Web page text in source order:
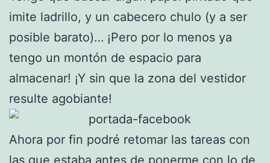
imite ladrillo, y un cabecero chulo (y a ser
posible barato)… ¡Pero por lo menos ya
tengo un montón de espacio para
almacenar! ¡Y sin que la zona del vestidor
resulte agobiante!
Ahora por fin podré retomar las tareas con
las que estaba antes de ponerme con lo de